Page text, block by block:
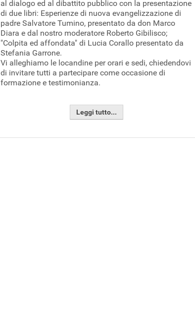
al dialogo ed al dibattito pubblico con la presentazione
di due libri: Esperienze di nuova evangelizzazione di
padre Salvatore Tumino, presentato da don Marco
Diara e dal nostro moderatore Roberto Gibilisco;
"Colpita ed affondata" di Lucia Corallo presentato da
Stefania Garrone.
Vi alleghiamo le locandine per orari e sedi, chiedendovi
di invitare tutti a partecipare come occasione di
formazione e testimonianza.
Leggi tutto...